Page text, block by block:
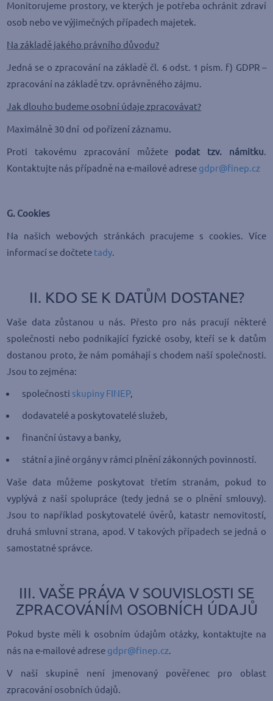
Monitorujeme prostory, ve kterých je potřeba ochránit zdraví
osob nebo ve výjimečných případech majetek.
Na základě jakého právního důvodu?
Jedná se o zpracování na základě čl. 6 odst. 1 písm. f) GDPR –
zpracování na základě tzv. oprávněného zájmu.
Jak dlouho budeme osobní údaje zpracovávat?
Maximálně 30 dní od pořízení záznamu.
Proti takovému zpracování můžete podat tzv. námitku.
Kontaktujte nás případně na e-mailové adrese gdpr@finep.cz
G. Cookies
Na našich webových stránkách pracujeme s cookies. Více
informací se dočtete tady.
II. KDO SE K DATŮM DOSTANE?
Vaše data zůstanou u nás. Přesto pro nás pracují některé
společnosti nebo podnikající fyzické osoby, kteří se k datům
dostanou proto, že nám pomáhají s chodem naší společnosti.
Jsou to zejména:
společnosti skupiny FINEP,
dodavatelé a poskytovatelé služeb,
finanční ústavy a banky,
státní a jiné orgány v rámci plnění zákonných povinností.
Vaše data můžeme poskytovat třetím stranám, pokud to
vyplývá z naší spolupráce (tedy jedná se o plnění smlouvy).
Jsou to například poskytovatelé úvěrů, katastr nemovitostí,
druhá smluvní strana, apod. V takových případech se jedná o
samostatné správce.
III. VAŠE PRÁVA V SOUVISLOSTI SE
ZPRACOVÁNÍM OSOBNÍCH ÚDAJŮ
Pokud byste měli k osobním údajům otázky, kontaktujte na
nás na e-mailové adrese gdpr@finep.cz.
V naší skupině není jmenovaný pověřenec pro oblast
zpracování osobních údajů.